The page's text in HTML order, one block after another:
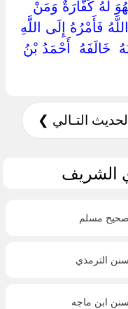
لَهُ كَفَّارَةٌ وَمَنْ
فَأَمْرُهُ إِلَى اللَّهِ
‏خَالَفَهُ ‏ ‏أَحْمَدُ بْنُ
التـالي ❯
الشريف
مسلم
الترمذي
ابن ماجه